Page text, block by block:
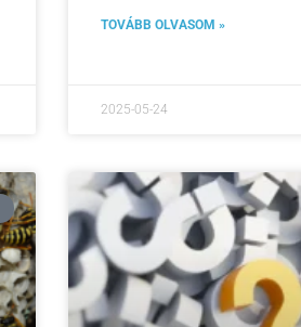
TOVÁBB OLVASOM »
2025-05-24